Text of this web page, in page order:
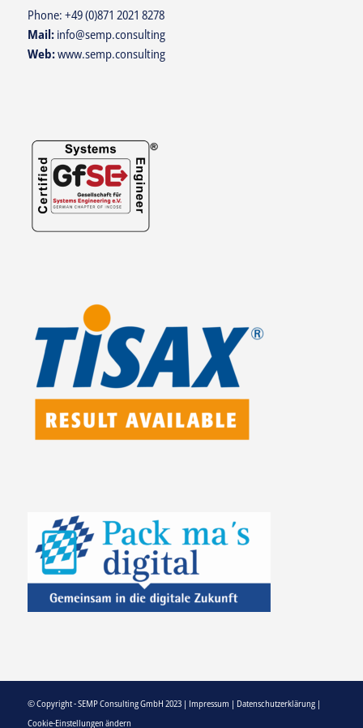
Phone: +49 (0)871 2021 8278
Mail: info@semp.consulting
Web:www.semp.consulting
© Copyright - SEMP Consulting GmbH 2023 | Impressum | Datenschutzerklärung|
Cookie-Einstellungen ändern